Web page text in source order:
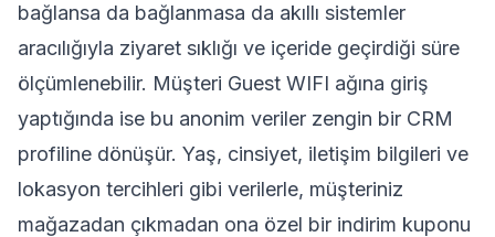
bağlansa da bağlanmasa da akıllı sistemler
aracılığıyla ziyaret sıklığı ve içeride geçirdiği süre
ölçümlenebilir. Müşteri Guest WIFI ağına giriş
yaptığında ise bu anonim veriler zengin bir CRM
profiline dönüşür. Yaş, cinsiyet, iletişim bilgileri ve
lokasyon tercihleri gibi verilerle, müşteriniz
mağazadan çıkmadan ona özel bir indirim kuponu